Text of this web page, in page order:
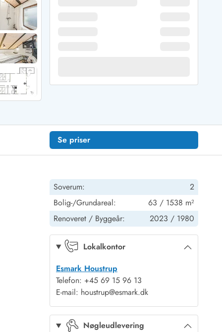
Se priser
Soverum:
2
Bolig-/Grundareal:
63 / 1538 m²
Renoveret / Byggeår: 2023 / 1980
Lokalkontor
Esmark Houstrup
Telefon: +45 69 15 96 13
E-mail: houstrup@esmark.dk
Nøgleudlevering